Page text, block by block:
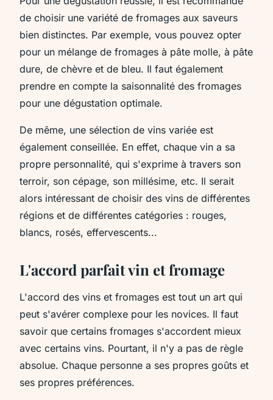
de choisir une variété de fromages aux saveurs
bien distinctes. Par exemple, vous pouvez opter
pour un mélange de fromages à pâte molle, à pâte
dure, de chèvre et de bleu. Il faut également
prendre en compte la saisonnalité des fromages
pour une dégustation optimale.
De même, une sélection de vins variée est
également conseillée. En effet, chaque vin a sa
propre personnalité, qui s'exprime à travers son
terroir, son cépage, son millésime, etc. Il serait
alors intéressant de choisir des vins de différentes
régions et de différentes catégories : rouges,
blancs, rosés, effervescents...
L'accord parfait vin et fromage
L'accord des vins et fromages est tout un art qui
peut s'avérer complexe pour les novices. Il faut
savoir que certains fromages s'accordent mieux
avec certains vins. Pourtant, il n'y a pas de règle
absolue. Chaque personne a ses propres goûts et
ses propres préférences.